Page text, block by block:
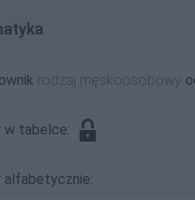
rodzaj męskoosobowy
w tabelce:
alfabetycznie: